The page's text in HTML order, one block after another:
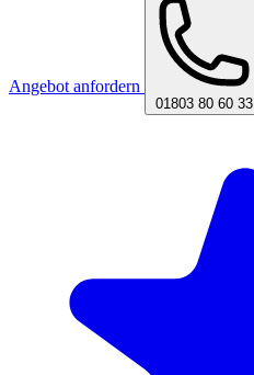
Angebot anfordern
01803 80 60 33